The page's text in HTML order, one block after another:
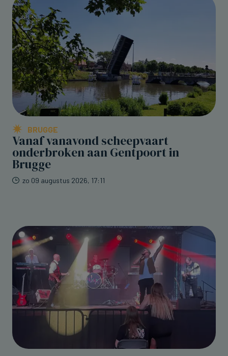
BRUGGE
Vanaf vanavond scheepvaart
onderbroken aan Gentpoort in
Brugge
zo 09 augustus 2026, 17:11